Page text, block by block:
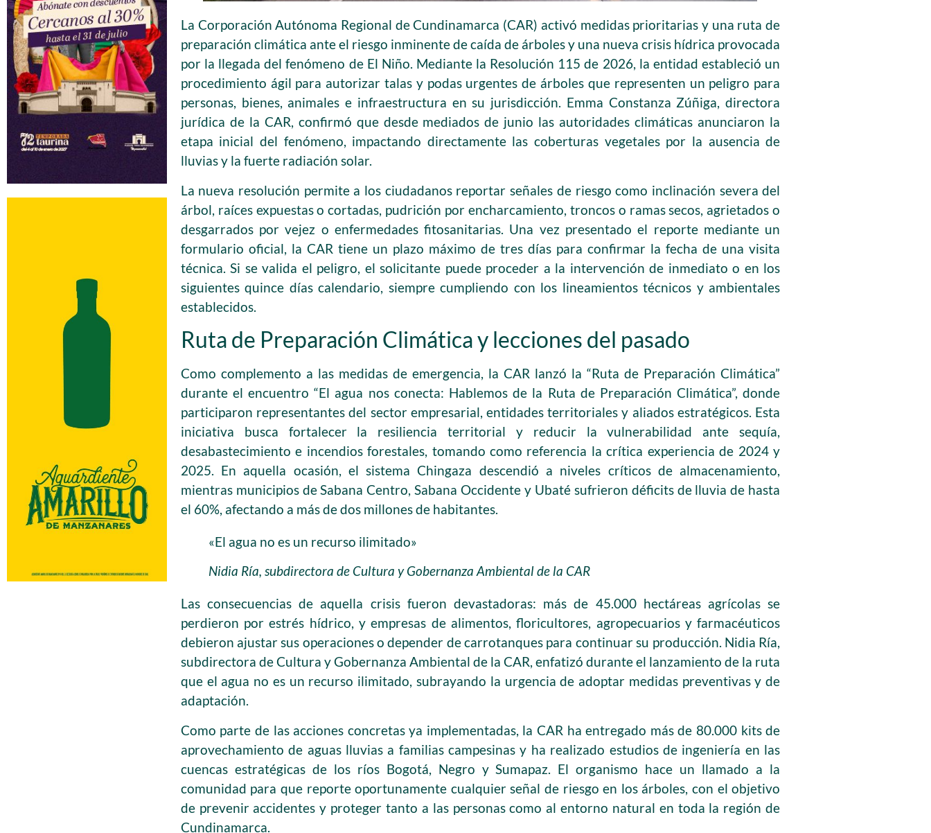
La Corporación Autónoma Regional de Cundinamarca (CAR) activó medidas prioritarias y una ruta de
preparación climática ante el riesgo inminente de caída de árboles y una nueva crisis hídrica provocada
por la llegada del fenómeno de El Niño. Mediante la Resolución 115 de 2026, la entidad estableció un
procedimiento ágil para autorizar talas y podas urgentes de árboles que representen un peligro para
personas, bienes, animales e infraestructura en su jurisdicción. Emma Constanza Zúñiga, directora
jurídica de la CAR, confirmó que desde mediados de junio las autoridades climáticas anunciaron la
etapa inicial del fenómeno, impactando directamente las coberturas vegetales por la ausencia de
lluvias y la fuerte radiación solar.
La nueva resolución permite a los ciudadanos reportar señales de riesgo como inclinación severa del
árbol, raíces expuestas o cortadas, pudrición por encharcamiento, troncos o ramas secos, agrietados o
desgarrados por vejez o enfermedades fitosanitarias. Una vez presentado el reporte mediante un
formulario oficial, la CAR tiene un plazo máximo de tres días para confirmar la fecha de una visita
técnica. Si se valida el peligro, el solicitante puede proceder a la intervención de inmediato o en los
siguientes quince días calendario, siempre cumpliendo con los lineamientos técnicos y ambientales
establecidos.
Ruta de Preparación Climática y lecciones del pasado
Como complemento a las medidas de emergencia, la CAR lanzó la “Ruta de Preparación Climática”
durante el encuentro “El agua nos conecta: Hablemos de la Ruta de Preparación Climática”, donde
participaron representantes del sector empresarial, entidades territoriales y aliados estratégicos. Esta
iniciativa busca fortalecer la resiliencia territorial y reducir la vulnerabilidad ante sequía,
desabastecimiento e incendios forestales, tomando como referencia la crítica experiencia de 2024 y
2025. En aquella ocasión, el sistema Chingaza descendió a niveles críticos de almacenamiento,
mientras municipios de Sabana Centro, Sabana Occidente y Ubaté sufrieron déficits de lluvia de hasta
el 60%, afectando a más de dos millones de habitantes.
«El agua no es un recurso ilimitado»
Nidia Ría, subdirectora de Cultura y Gobernanza Ambiental de la CAR
Las consecuencias de aquella crisis fueron devastadoras: más de 45.000 hectáreas agrícolas se
perdieron por estrés hídrico, y empresas de alimentos, floricultores, agropecuarios y farmacéuticos
debieron ajustar sus operaciones o depender de carrotanques para continuar su producción. Nidia Ría,
subdirectora de Cultura y Gobernanza Ambiental de la CAR, enfatizó durante el lanzamiento de la ruta
que el agua no es un recurso ilimitado, subrayando la urgencia de adoptar medidas preventivas y de
adaptación.
Como parte de las acciones concretas ya implementadas, la CAR ha entregado más de 80.000 kits de
aprovechamiento de aguas lluvias a familias campesinas y ha realizado estudios de ingeniería en las
cuencas estratégicas de los ríos Bogotá, Negro y Sumapaz. El organismo hace un llamado a la
comunidad para que reporte oportunamente cualquier señal de riesgo en los árboles, con el objetivo
de prevenir accidentes y proteger tanto a las personas como al entorno natural en toda la región de
Cundinamarca.